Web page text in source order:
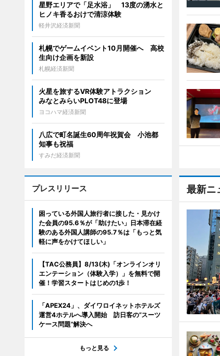
最新ニ
星野エリアで「足水浴」 13度の湧水と
ヒノキ香るおけで清涼体験
軽井沢経済新聞
札幌でゲームイベント10月開催へ 高校
生向け企画を新設
札幌経済新聞
火星を旅するVR体験アトラクション
みなとみらいPLOT48に登場
ヨコハマ経済新聞
八広で町名誕生60周年祝賀会 小池都
知事も祝福
すみだ経済新聞
プレスリリース
困っている外国人旅行者に接した・見かけ
た会員の95.6％が「助けたい」日本滞在経
験のある外国人講師の95.7％は「もっと気
軽に声をかけてほしい」
【TAC公務員】8/13(木)「オンラインオリ
エンテーション（体験入学）」を無料で開
催！学習スタートはじめの1歩！
「APEX24」、ダイワロイネットホテルズ
運営4ホテルへ導入開始 訪日客の“スーツ
ケース問題”解決へ
もっと見る